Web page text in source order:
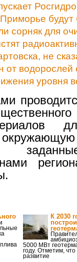
сорняк для
не
от
уровня
К 2030
5000 МВт
году. Отметим,
развитие